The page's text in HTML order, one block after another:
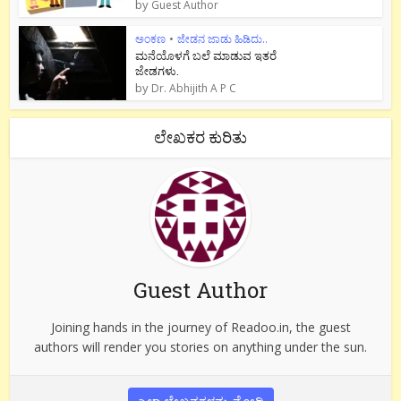
by Guest Author
ಅಂಕಣ • ಜೇಡನ ಜಾಡು ಹಿಡಿದು..
ಮನೆಯೊಳಗೆ ಬಲೆ ಮಾಡುವ ಇತರೆ
ಜೇಡಗಳು.
by Dr. Abhijith A P C
ಲೇಖಕರ ಕುರಿತು
Guest Author
Joining hands in the journey of Readoo.in, the guest
authors will render you stories on anything under the sun.